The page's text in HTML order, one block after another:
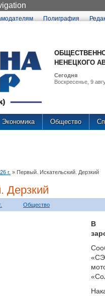
Полиграфия
НЕНЕЦКОГО
Сегодня
Воскресенье, 9
Экономика Общество
г. » Первый. Искательский. Дерзкий
Дерзкий
Общество
В